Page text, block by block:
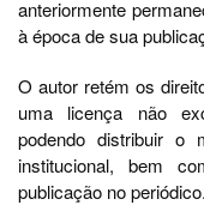
anteriormente
à época de sua
O autor retém os
uma licença não
podendo distribuir o
institucional, bem
publicação no periódico.